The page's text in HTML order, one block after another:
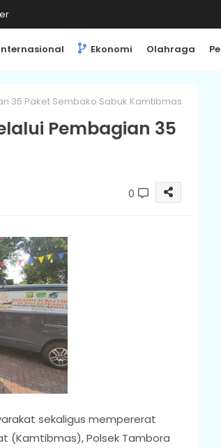
Ekonomi Olahraga
35 Paket Sembako Sabuk Kamtibmas
Pembagian 35
0
sekaligus mempererat
(Kamtibmas), Polsek Tambora